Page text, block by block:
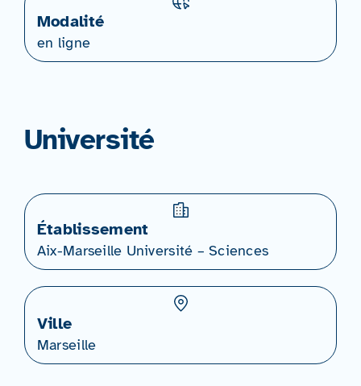
Modalité
en ligne
Université
Établissement
Aix-Marseille Université – Sciences
Ville
Marseille